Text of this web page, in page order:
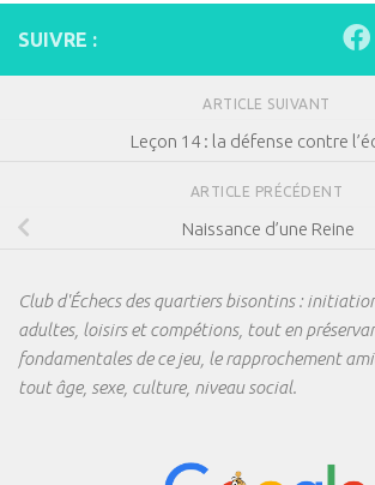
SUIVRE :
ARTICLE SUIVANT
Leçon 14 : la défense contre
ARTICLE PRÉCÉDENT
Naissance d’une Reine
Club d'Échecs des quartiers bisontins :
adultes, loisirs et compétions, tout en
fondamentales de ce jeu, le rapprochement
tout âge, sexe, culture, niveau social.